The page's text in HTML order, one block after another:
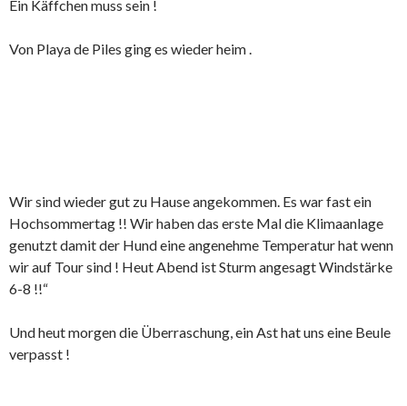
Ein Käffchen muss sein !
Von Playa de Piles ging es wieder heim .
Wir sind wieder gut zu Hause angekommen. Es war fast ein
Hochsommertag !! Wir haben das erste Mal die Klimaanlage
genutzt damit der Hund eine angenehme Temperatur hat wenn
wir auf Tour sind ! Heut Abend ist Sturm angesagt Windstärke
6-8 !!“
Und heut morgen die Überraschung, ein Ast hat uns eine Beule
verpasst !